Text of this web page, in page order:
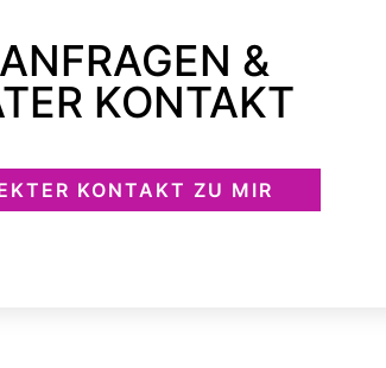
&
KONTAKT
KONTAKT ZU MIR